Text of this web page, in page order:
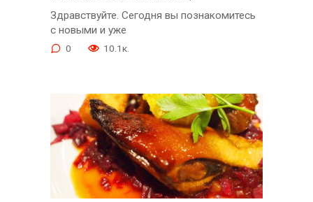
Здравствуйте. Сегодня вы познакомитесь
с новыми и уже
0 10.1к.